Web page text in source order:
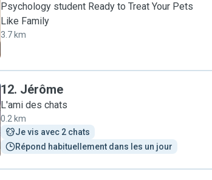
Psychology student Ready to Treat Your Pets
Like Family
3.7 km
12. Jérôme
L'ami des chats
0.2 km
Je vis avec 2 chats
Répond habituellement dans les un jour